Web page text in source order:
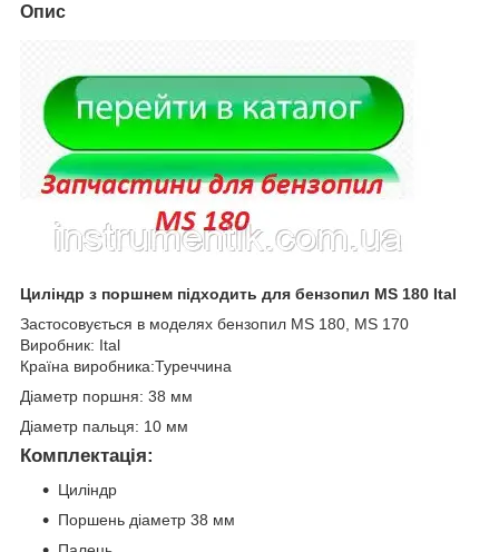
Опис
Циліндр з поршнем підходить для бензопил MS 180 Ital
Застосовується в моделях бензопил MS 180, MS 170
Виробник: Ital
Країна виробника:Туреччина
Діаметр поршня: 38 мм
Діаметр пальця: 10 мм
Комплектація:
Циліндр
Поршень діаметр 38 мм